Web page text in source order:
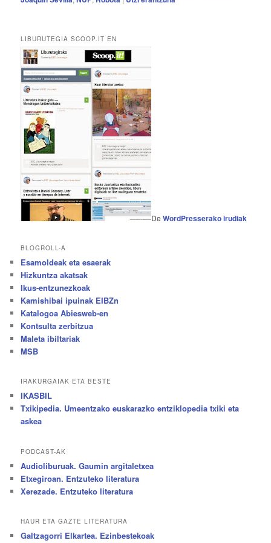
LIBURUTEGIA SCOOP.IT EN
DeWordPresserako irudiak
BLOGROLL-A
Esamoldeak eta esaerak
Hizkuntza akatsak
Ikus-entzunezkoak
Kamishibai ipuinak EIBZn
Katalogoa Abiesweb-en
Kontsulta zerbitzua
Maleta ibiltariak
MSB
IRAKURGAIAK ETA BESTE
IKASBIL
Txikipedia. Umeentzako euskarazko entziklopedia txiki eta
askea
PODCAST-AK
Audioliburuak. Gaumin argitaletxea
Etxegiroan. Entzuteko literatura
Xerezade. Entzuteko literatura
HAUR ETA GAZTE LITERATURA
Galtzagorri Elkartea. Ezinbestekoak